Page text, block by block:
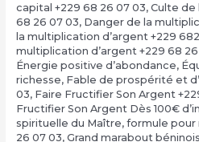
capital +229 68 26 07 03, Culte de
68 26 07 03, Danger de la
la multiplication d’argent +229
multiplication d’argent +229 68
Énergie positive d’abondance,
richesse, Fable de prospérité et
03, Faire Fructifier Son Argent
Fructifier Son Argent Dès 100€
spirituelle du Maître, formule pour
26 07 03, Grand marabout béninois